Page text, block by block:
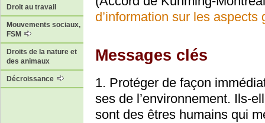
Droit au travail
Mouvements sociaux,
FSM
Droits de la nature et
des animaux
Décroissance
d’information sur les
Messages clés
1. Protéger de façon
ses de l’environnement. Ils-
sont des êtres humains qui